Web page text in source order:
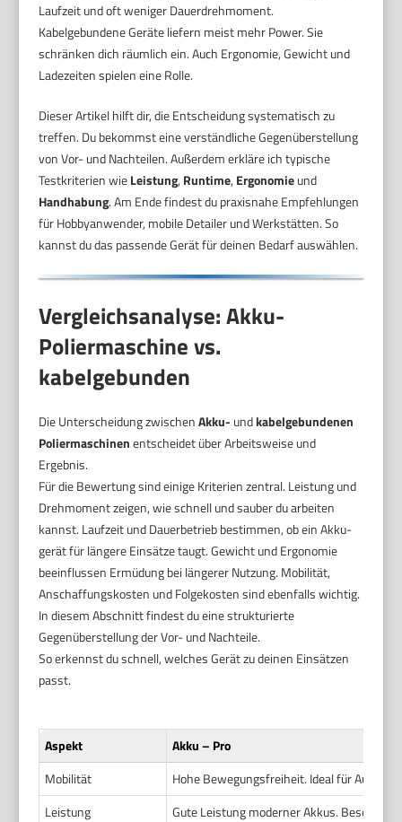
Laufzeit und oft weniger Dauerdrehmoment.
Kabelgebundene Geräte liefern meist mehr Power. Sie
schränken dich räumlich ein. Auch Ergonomie, Gewicht und
Ladezeiten spielen eine Rolle.
Dieser Artikel hilft dir, die Entscheidung systematisch zu
treffen. Du bekommst eine verständliche Gegenüberstellung
von Vor- und Nachteilen. Außerdem erkläre ich typische
Testkriterien wieLeistung, Runtime, Ergonomieund
Handhabung. Am Ende findest du praxisnahe Empfehlungen
für Hobbyanwender, mobile Detailer und Werkstätten. So
kannst du das passende Gerät für deinen Bedarf auswählen.
Vergleichsanalyse: Akku-
Poliermaschine vs.
kabelgebunden
Die Unterscheidung zwischenAkku- undkabelgebundenen
Poliermaschinenentscheidet über Arbeitsweise und
Ergebnis.
Für die Bewertung sind einige Kriterien zentral. Leistung und
Drehmoment zeigen, wie schnell und sauber du arbeiten
kannst. Laufzeit und Dauerbetrieb bestimmen, ob ein Akku-
gerät für längere Einsätze taugt. Gewicht und Ergonomie
beeinflussen Ermüdung bei längerer Nutzung. Mobilität,
Anschaffungskosten und Folgekosten sind ebenfalls wichtig.
In diesem Abschnitt findest du eine strukturierte
Gegenüberstellung der Vor- und Nachteile.
So erkennst du schnell, welches Gerät zu deinen Einsätzen
passt.
Aspekt
Akku – Pro
Mobilität
Hohe Bewegungsfreiheit. Ideal für
Leistung
Gute Leistung moderner Akkus.